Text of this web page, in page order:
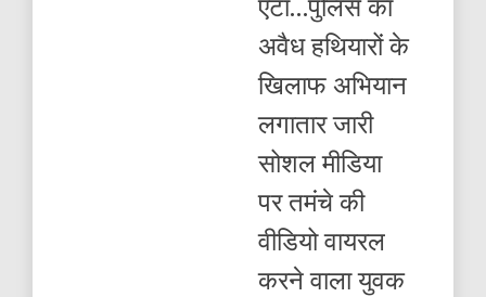
अवैध
के
अभियान
जारी
अवैध हथियारों के
खिलाफ अभियान
लगातार जारी
सोशल मीडिया
पर तमंचे की
वीडियो वायरल
करने वाला युवक